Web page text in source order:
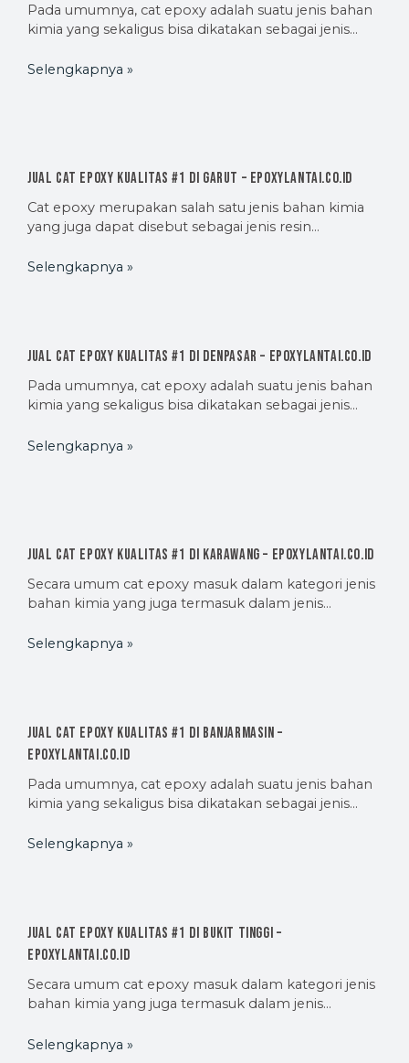
Pada umumnya, cat epoxy adalah suatu jenis bahan
kimia yang sekaligus bisa dikatakan sebagai jenis…
Selengkapnya »
Jual Cat Epoxy Kualitas #1 di Garut – EpoxyLantai.co.id
Cat epoxy merupakan salah satu jenis bahan kimia
yang juga dapat disebut sebagai jenis resin…
Selengkapnya »
Jual Cat Epoxy Kualitas #1 di Denpasar – EpoxyLantai.co.id
Pada umumnya, cat epoxy adalah suatu jenis bahan
kimia yang sekaligus bisa dikatakan sebagai jenis…
Selengkapnya »
Jual Cat Epoxy Kualitas #1 di Karawang – EpoxyLantai.co.id
Secara umum cat epoxy masuk dalam kategori jenis
bahan kimia yang juga termasuk dalam jenis…
Selengkapnya »
Jual Cat Epoxy Kualitas #1 di Banjarmasin –
EpoxyLantai.co.id
Pada umumnya, cat epoxy adalah suatu jenis bahan
kimia yang sekaligus bisa dikatakan sebagai jenis…
Selengkapnya »
Jual Cat Epoxy Kualitas #1 di Bukit Tinggi –
EpoxyLantai.co.id
Secara umum cat epoxy masuk dalam kategori jenis
bahan kimia yang juga termasuk dalam jenis…
Selengkapnya »